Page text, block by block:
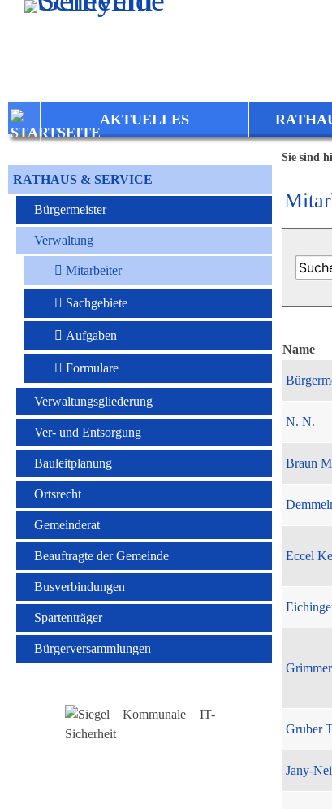
Zum Inhalt,zur Navigationoder
AKTUELLES
RATHAUS & SERVICE
Bürgermeister
Verwaltung
Mitarbeiter
Sachgebiete
Aufgaben
Formulare
Verwaltungsgliederung
Ver- und Entsorgung
Bauleitplanung
Ortsrecht
Gemeinderat
Beauftragte der Gemeinde
Busverbindungen
Spartenträger
Bürgerversammlungen
Sie sind
Name
N. N.
Braun
Eccel
Gruber
Jany-